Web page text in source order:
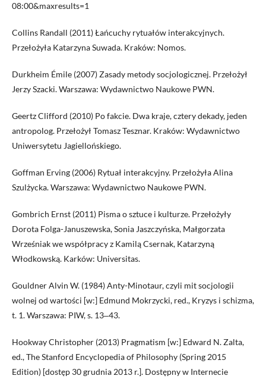
08:00&maxresults=1
Collins Randall (2011) Łańcuchy rytuałów interakcyjnych.
Przełożyła Katarzyna Suwada. Kraków: Nomos.
Durkheim Émile (2007) Zasady metody socjologicznej. Przełożył
Jerzy Szacki. Warszawa: Wydawnictwo Naukowe PWN.
Geertz Clifford (2010) Po fakcie. Dwa kraje, cztery dekady, jeden
antropolog. Przełożył Tomasz Tesznar. Kraków: Wydawnictwo
Uniwersytetu Jagiellońskiego.
Goffman Erving (2006) Rytuał interakcyjny. Przełożyła Alina
Szulżycka. Warszawa: Wydawnictwo Naukowe PWN.
Gombrich Ernst (2011) Pisma o sztuce i kulturze. Przełożyły
Dorota Folga-Januszewska, Sonia Jaszczyńska, Małgorzata
Wrześniak we współpracy z Kamilą Csernak, Katarzyną
Włodkowską. Karków: Universitas.
Gouldner Alvin W. (1984) Anty-Minotaur, czyli mit socjologii
wolnej od wartości [w:] Edmund Mokrzycki, red., Kryzys i schizma,
t. 1. Warszawa: PIW, s. 13‒43.
Hookway Christopher (2013) Pragmatism [w:] Edward N. Zalta,
ed., The Stanford Encyclopedia of Philosophy (Spring 2015
Edition) [dostęp 30 grudnia 2013 r.]. Dostępny w Internecie